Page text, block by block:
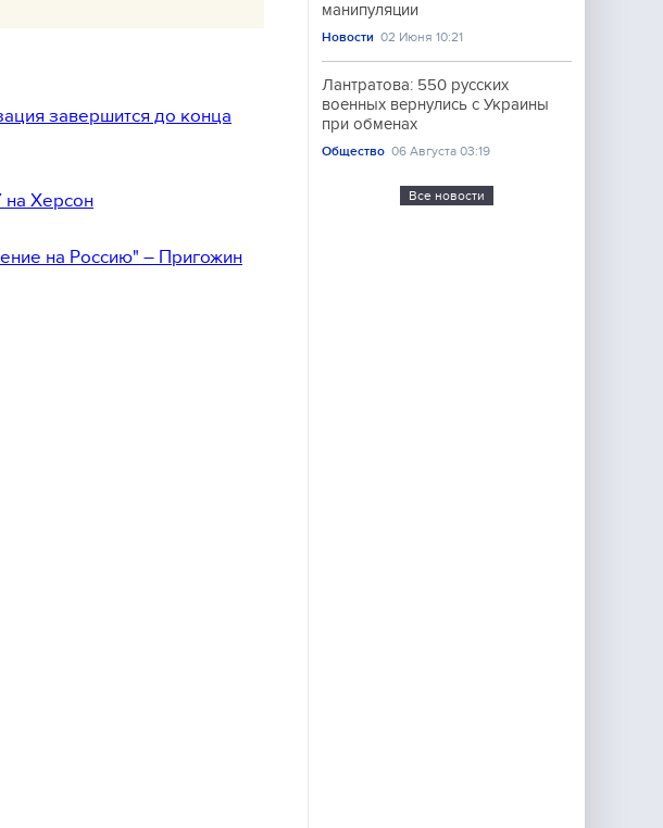
завершится до конца
на Херсон
на Россию" – Пригожин
манипуляции
Новости 02 Июня 10:21
Лантратова: 550 русских
военных вернулись с Украины
при обменах
Общество 06 Августа 03:19
Все новости